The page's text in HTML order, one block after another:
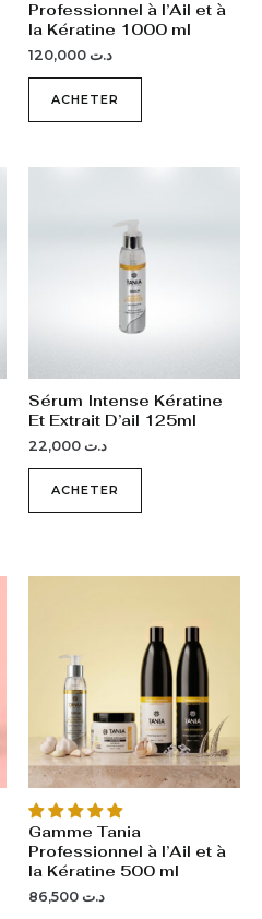
Professionnel à l’Ail et à
la Kératine 1000 ml
د.ت
ACHETER
Sérum Intense Kératine
Et Extrait D’ail 125ml
د.ت
ACHETER
Gamme Tania
Professionnel à l’Ail et à
la Kératine 500 ml
د.ت